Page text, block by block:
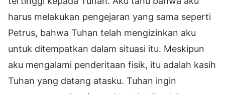
harus melakukan pengejaran yang sama seperti
Petrus, bahwa Tuhan telah mengizinkan aku
untuk ditempatkan dalam situasi itu. Meskipun
aku mengalami penderitaan fisik, itu adalah kasih
Tuhan yang datang atasku. Tuhan ingin